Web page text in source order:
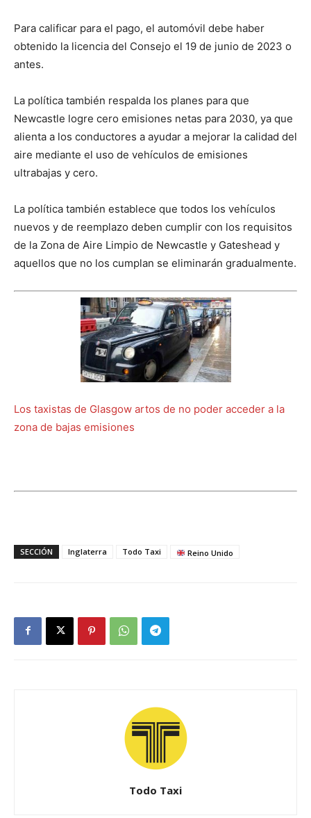
Para calificar para el pago, el automóvil debe haber
obtenido la licencia del Consejo el 19 de junio de 2023 o
antes.
La política también respalda los planes para que
Newcastle logre cero emisiones netas para 2030, ya que
alienta a los conductores a ayudar a mejorar la calidad del
aire mediante el uso de vehículos de emisiones
ultrabajas y cero.
La política también establece que todos los vehículos
nuevos y de reemplazo deben cumplir con los requisitos
de la Zona de Aire Limpio de Newcastle y Gateshead y
aquellos que no los cumplan se eliminarán gradualmente.
Los taxistas de Glasgow artos de no poder acceder a la
zona de bajas emisiones
SECCIÓN Inglaterra Todo Taxi Reino Unido
Todo Taxi